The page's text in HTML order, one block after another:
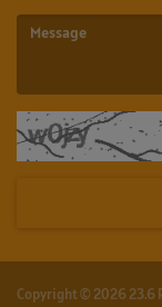
Copyright © 2026 23.6